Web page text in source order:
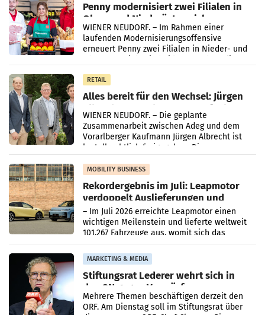
Penny modernisiert zwei Filialen in
Ober- und Niederösterreich
WIENER NEUDORF. – Im Rahmen einer
laufenden Modernisierungsoffensive
erneuert Penny zwei Filialen in Nieder- und
RETAIL
Alles bereit für den Wechsel: Jürgen
Albrecht setzt ab 1.1.2027 auf Adeg
WIENER NEUDORF. – Die geplante
Zusammenarbeit zwischen Adeg und dem
Vorarlberger Kaufmann Jürgen Albrecht ist
kartellrechtlich freigegeben: Die
Bundeswettbewerbsbehörde und der
Bundeskartellanwalt
MOBILITY BUSINESS
Rekordergebnis im Juli: Leapmotor
verdoppelt Auslieferungen und
überschreitet die 100.000er-Marke
– Im Juli 2026 erreichte Leapmotor einen
wichtigen Meilenstein und lieferte weltweit
101.267 Fahrzeuge aus, womit sich das
Ergebnis gegenüber Juli 2025 mehr als
verdoppelte (+102
MARKETING & MEDIA
Stiftungsrat Lederer wehrt sich in
den SN gegen Vorwürfe
Mehrere Themen beschäftigen derzeit den
ORF. Am Dienstag soll im Stiftungsrat über